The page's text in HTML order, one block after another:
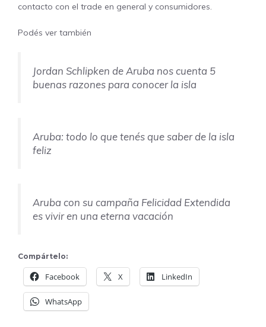
contacto con el trade en general y consumidores.
Podés ver también
Jordan Schlipken de Aruba nos cuenta 5
buenas razones para conocer la isla
Aruba: todo lo que tenés que saber de la isla
feliz
Aruba con su campaña Felicidad Extendida
es vivir en una eterna vacación
Compártelo:
Facebook X LinkedIn
WhatsApp